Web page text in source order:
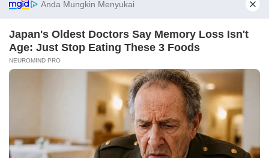
TULIS KOMENTAR
Alamat email Anda tidak akan dipublikasikan.
INSTANTHUB
Melania Trump Moments We Can't Believe Were Caught On
Before You Go